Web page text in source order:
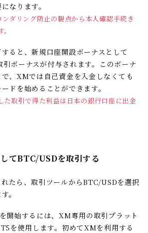
なります。
ダリング防止の観点から本人確認手続き
ると、新規口座開設ボーナスとして
ボーナスが付与されます。このボーナ
、XMでは自己資金を入金しなくても
ドを始めることができます。
た取引で得た利益は日本の銀行口座に出金
てBTC/USDを取引する
たら、取引ツールからBTC/USDを選択
。
開始するには、XM専用の取引プラット
を使用します。初めてXMを利用する